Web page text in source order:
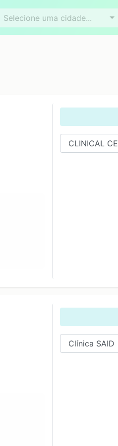
Selecione uma cidade...